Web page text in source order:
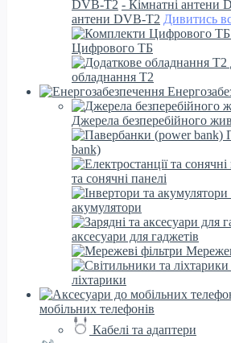
DVB-T2 - Кімнатні антени
антени DVB-T2 Дивитись
Цифрового ТБ
обладнання Т2
Джерела безперебійного
bank)
та сонячні панелі
акумулятори
аксесуари для гаджетів
ліхтарики
мобільних телефонів
Кабелі та адаптери